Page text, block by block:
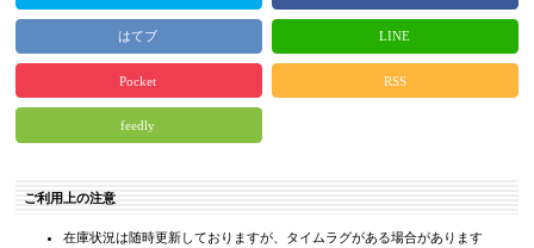
はてブ LINE
Pocket RSS
feedly
ご利用上の注意
在庫状況は随時更新しておりますが、タイムラグがある場合があります